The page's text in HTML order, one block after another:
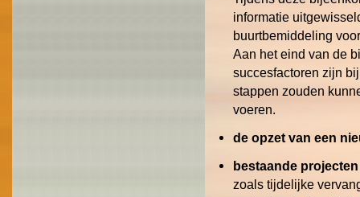
informatie
buurtbemiddeling
Aan het eind van de
succesfactoren zijn
stappen zouden
voeren.
de opzet van een
bestaande
zoals tijdelijke